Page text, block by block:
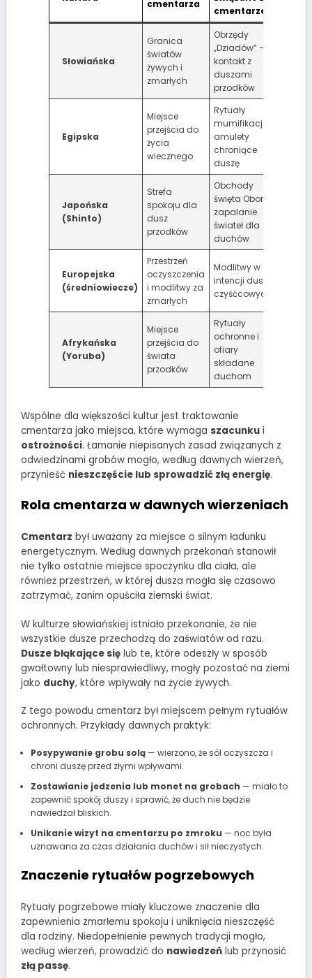
cmentarza
cmentarzem
Słowiańska
Granica
światów
żywych i
zmarłych
Obrzędy
„Dziadów” —
kontakt z
duszami
przodków
Egipska
Miejsce
przejścia do
życia
wiecznego
Rytuały
mumifikacji i
amulety
chroniące
duszę
Japońska
(Shinto)
Strefa
spokoju dla
dusz
przodków
Obchody
święta Obon —
zapalanie
świateł dla
duchów
Europejska
(średniowiecze)
Przestrzeń
oczyszczenia
i modlitwy za
zmarłych
Modlitwy w
intencji dusz
czyśćcowych
Afrykańska
(Yoruba)
Miejsce
przejścia do
świata
przodków
Rytuały
ochronne i
ofiary
składane
duchom
Wspólne dla większości kultur jest traktowanie
cmentarza jako miejsca, które wymaga szacunku i
ostrożności. Łamanie niepisanych zasad związanych z
odwiedzinami grobów mogło, według dawnych wierzeń,
przynieść nieszczęście lub sprowadzić złą energię.
Rola cmentarza w dawnych wierzeniach
Cmentarz był uważany za miejsce o silnym ładunku
energetycznym. Według dawnych przekonań stanowił
nie tylko ostatnie miejsce spoczynku dla ciała, ale
również przestrzeń, w której dusza mogła się czasowo
zatrzymać, zanim opuściła ziemski świat.
W kulturze słowiańskiej istniało przekonanie, że nie
wszystkie dusze przechodzą do zaświatów od razu.
Dusze błąkające się lub te, które odeszły w sposób
gwałtowny lub niesprawiedliwy, mogły pozostać na ziemi
jako duchy, które wpływały na życie żywych.
Z tego powodu cmentarz był miejscem pełnym rytuałów
ochronnych. Przykłady dawnych praktyk:
Posypywanie grobu solą— wierzono, że sól oczyszcza i
chroni duszę przed złymi wpływami.
Zostawianie jedzenia lub monet na grobach — miało to
zapewnić spokój duszy i sprawić, że duch nie będzie
nawiedzał bliskich.
Unikanie wizyt na cmentarzu po zmroku — noc była
uznawana za czas działania duchów i sił nieczystych.
Znaczenie rytuałów pogrzebowych
Rytuały pogrzebowe miały kluczowe znaczenie dla
zapewnienia zmarłemu spokoju i uniknięcia nieszczęść
dla rodziny. Niedopełnienie pewnych tradycji mogło,
według wierzeń, prowadzić do nawiedzeń lub przynosić
złą passę.